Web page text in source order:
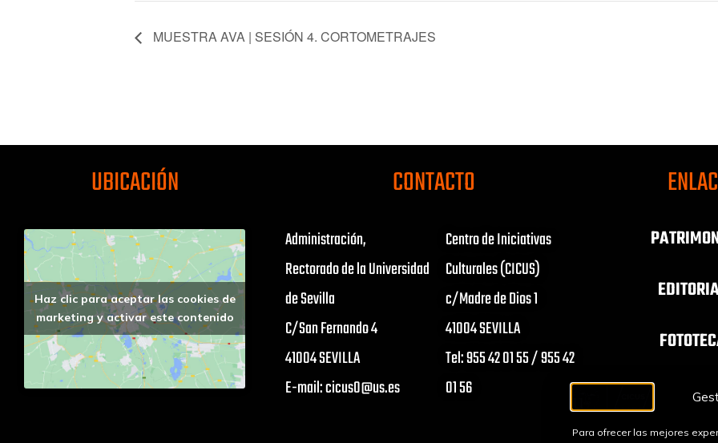
Para ofrecer las mejores
MUESTRA AVA | SESIÓN 4. CORTOMETRAJES
UBICACIÓN
Haz clic para aceptar las cookies de
marketing y activar este contenido
CONTACTO
Administración,
Rectorado de la Universidad
de Sevilla
C/San Fernando 4
41004 SEVILLA
E-mail: cicus0@us.es
Centro de Iniciativas
Culturales (CICUS)
c/Madre de Dios 1
41004 SEVILLA
Tel: 955 42 01 55 / 955 42
01 56
ORQUESTA